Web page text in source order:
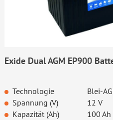
Exide Dual AGM EP900
Technologie
Blei-
Spannung (V)
12 V
Kapazität (Ah)
100 Ah